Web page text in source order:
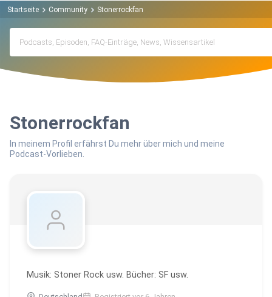
Startseite Community Stonerrockfan
Stonerrockfan
In meinem Profil erfährst Du mehr über mich und meine
Podcast-Vorlieben.
Musik: Stoner Rock usw. Bücher: SF usw.